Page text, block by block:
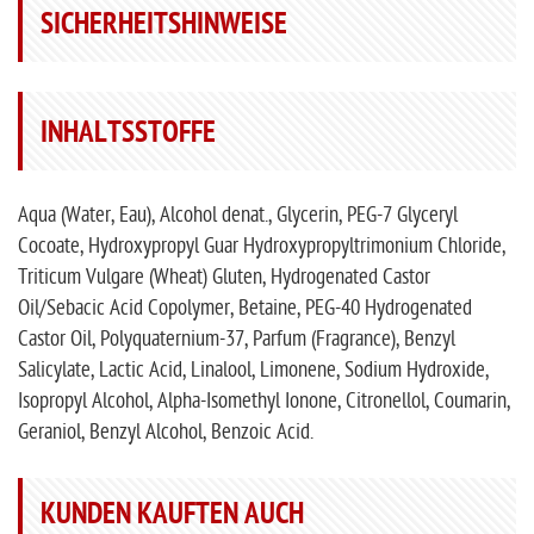
SICHERHEITSHINWEISE
INHALTSSTOFFE
Aqua (Water, Eau), Alcohol denat., Glycerin, PEG-7 Glyceryl
Cocoate, Hydroxypropyl Guar Hydroxypropyltrimonium Chloride,
Triticum Vulgare (Wheat) Gluten, Hydrogenated Castor
Oil/Sebacic Acid Copolymer, Betaine, PEG-40 Hydrogenated
Castor Oil, Polyquaternium-37, Parfum (Fragrance), Benzyl
Salicylate, Lactic Acid, Linalool, Limonene, Sodium Hydroxide,
Isopropyl Alcohol, Alpha-Isomethyl Ionone, Citronellol, Coumarin,
Geraniol, Benzyl Alcohol, Benzoic Acid.
KUNDEN KAUFTEN AUCH